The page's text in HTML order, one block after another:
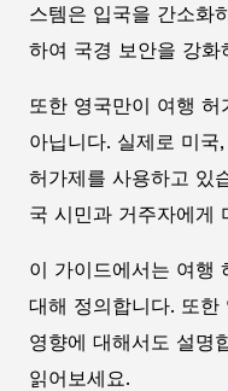
스템은 입국을 간소화
하여 국경 보안을 강화
또한 영국만이 여행
아닙니다. 실제로 미
허가제를 사용하고 있
국 시민과 거주자에게
이 가이드에서는 여행
대해 정의합니다. 또한
영향에 대해서도 설명
읽어보세요.